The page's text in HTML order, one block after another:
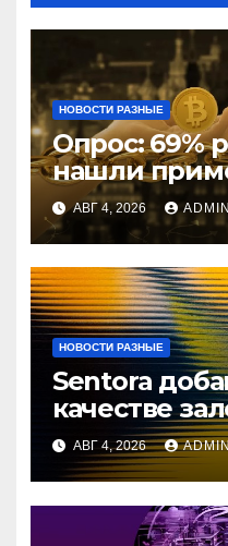
НОВОСТИ РАЗНЫЕ
Опрос: 69%
нашли
АВГ 4, 2026 ADMIN
НОВОСТИ РАЗНЫЕ
Sentora
качестве
АВГ 4, 2026